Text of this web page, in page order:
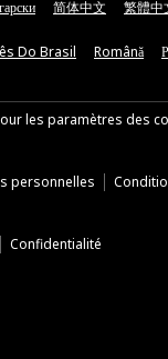
简体中文 繁體中
Do Brasil Română
les paramètres des
personnelles
Confidentialité